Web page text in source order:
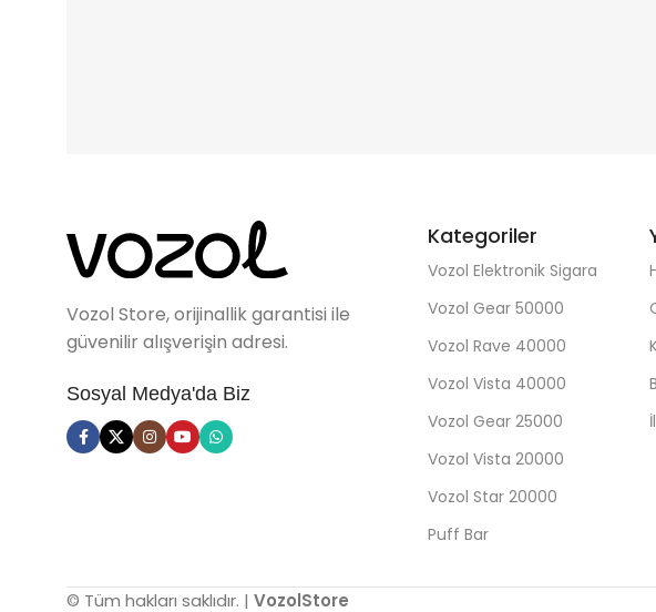
Vozol Store, orijinallik garantisi ile
güvenilir alışverişin adresi.
Sosyal Medya'da Biz
Kategoriler
Vozol Elektronik Sigara
Vozol Gear 50000
Vozol Rave 40000
Vozol Vista 40000
Vozol Gear 25000
Vozol Vista 20000
Vozol Star 20000
Puff Bar
© Tüm hakları saklıdır. | VozolStore